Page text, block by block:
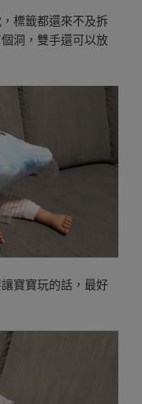
標籤都還來不及拆
洞，雙手還可以放
寶寶玩的話，最好